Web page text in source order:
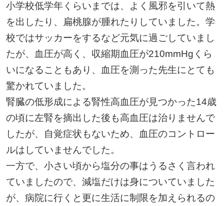
小学校低学年くらいまでは、よく風邪を引いて熱
を出したり、扁桃腺が腫れたりしていました。学
校ではサッカーをするなど元気に過ごしていまし
たが、血圧が高く、収縮期血圧が210mmHgくら
いになることもあり、血圧を測った先生にとても
驚かれていました。
腎臓の低形成による腎性高血圧が見つかった14歳
の頃に左腎を摘出した後も高血圧は治りませんで
したが、自覚症状もないため、血圧のコントロー
ルはしていませんでした。
一方で、小さい頃から塩分の事はうるさく言われ
ていましたので、減塩だけは身についていました
が、病院に行くと更に生活に制限を加えられるの